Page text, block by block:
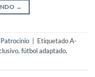
→
Patrocinio EtiquetadoA-
, fútbol adaptado,